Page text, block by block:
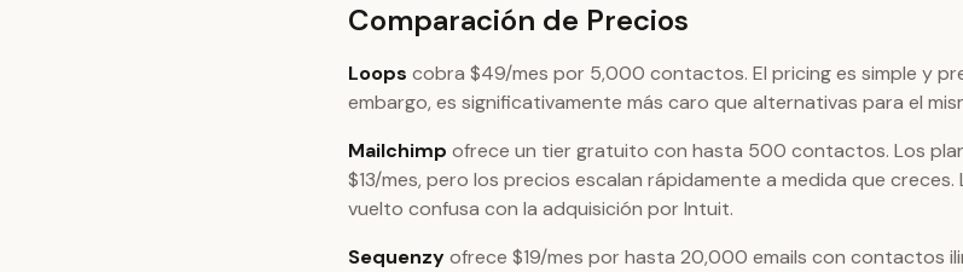
Comparación de Precios
Loops cobra $49/mes por 5,000 contactos. El pricing es simple y
embargo, es significativamente más caro que alternativas para el
Mailchimp ofrece un tier gratuito con hasta 500 contactos. Los
$13/mes, pero los precios escalan rápidamente a medida que
vuelto confusa con la adquisición por Intuit.
Sequenzyofrece $19/mes por hasta 20,000 emails con contactos